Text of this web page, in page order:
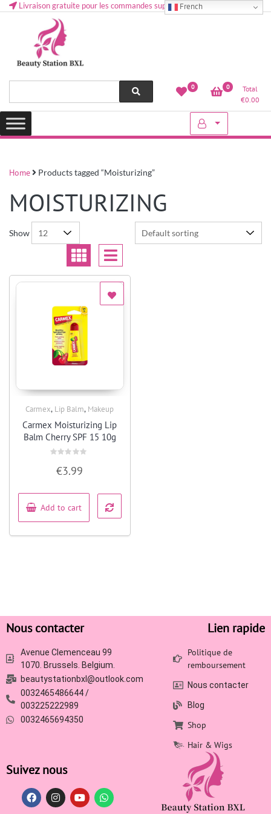
Livraison gratuite pour les commandes supérieures à 50 € en Belgique
Lovely & Pretty
Health and beauty cosmetics & Human Hair, Accessories, Makeup
0 0
Total
€0.00
Home Products tagged “Moisturizing”
MOISTURIZING
Show
Carmex, Lip Balm, Makeup
Carmex Moisturizing Lip
Balm Cherry SPF 15 10g
out
5
€3.99
Add to cart
Nous contacter
Avenue Clemenceau 99
1070. Brussels. Belgium.
beautystationbxl@outlook.com
0032465486644 /
003225222989
0032465694350
Lien rapide
Politique de
remboursement
Nous contacter
Blog
Shop
Hair & Wigs
Suivez nous
French